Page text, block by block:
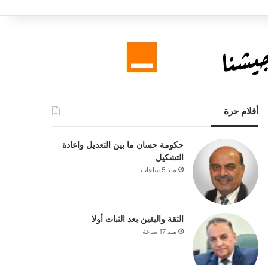
أقلام حرة
حكومة حسان ما بين التعديل واعادة
التشكيل
منذ 5 ساعات
الثقة واليقين بعد الثبات أولا
منذ 17 ساعة